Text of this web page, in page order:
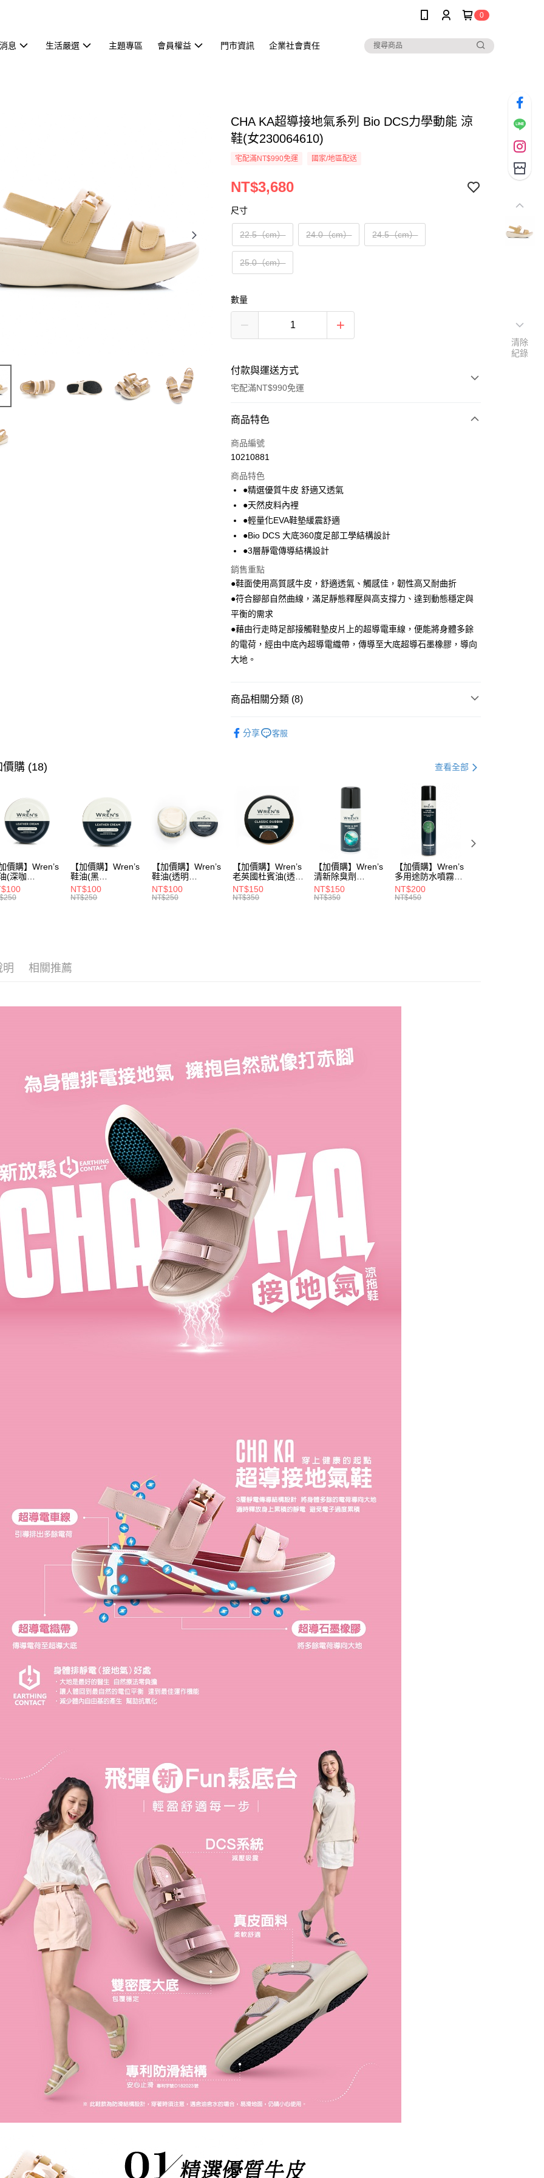
0
息 生活嚴選 主題專區 會員權益 門市資訊 企業社會責任
CHA KA超導接地氣系列 Bio DCS力學動能 涼
鞋(女230064610)
宅配滿NT$990免運 國家/地區配送
NT$3,680
尺寸
22.5（cm） 24.0（cm） 24.5（cm）
25.0（cm）
數量
付款與運送方式
宅配滿NT$990免運
付款方式
信用卡一次付款
Apple Pay
悠遊付
Google Pay
全盈+PAY
ATM付款
運送方式
宅配
每筆NT$80，滿NT$990(含以上)免運費
每筆NT$80，滿NT$699(含以上)免運費
商品特色
商品編號
10210881
商品特色
●精選優質牛皮 舒適又透氣
●天然皮料內裡
●輕量化EVA鞋墊緩震舒適
●Bio DCS 大底360度足部工學結構設計
●3層靜電傳導結構設計
銷售重點
●鞋面使用高質感牛皮，舒適透氣、觸感佳，韌性高又耐曲折
●符合腳部自然曲線，滿足靜態釋壓與高支撐力、達到動態穩定與
平衡的需求
●藉由行走時足部接觸鞋墊皮片上的超導電車線，便能將身體多餘
的電荷，經由中底內超導電織帶，傳導至大底超導石墨橡膠，導向
大地。
商品相關分類 (8)
▶ 優惠活動 ▌8/16前『爸爸ㄟ好禮季』滿件最高現折$3088
▶ 女士商品 鞋款 ▶
▶ 機能款式
▶ 機能款式 鞋款 ▶
分享 客服
價購 (18) 查看全部
價購】Wren’s
(深咖
【加價購】Wren’s
鞋油(黑
289105130)
NT$100
NT$250
【加價購】Wren’s
鞋油(透明
289105140)
NT$100
NT$250
【加價購】Wren’s
老英國杜賓油(透明
289105440)
NT$150
NT$350
【加價購】Wren’s
清新除臭劑
(289105540)
NT$150
NT$350
【加價購】Wren’s
多用途防水噴霧
(289105640)
NT$200
NT$450
明 相關推薦
清除
紀錄